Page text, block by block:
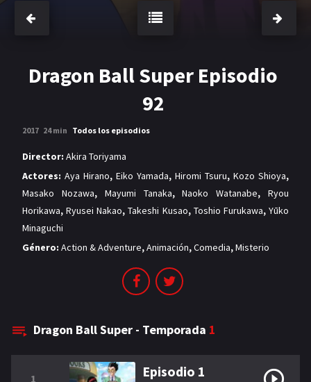
PELÍCULAS
MANGAS
Dragon Ball Super Episodio
92
2017 24 min Todos los episodios
Director: Akira Toriyama
Actores: Aya Hirano, Eiko Yamada, Hiromi Tsuru, Kozo Shioya,
Masako Nozawa, Mayumi Tanaka,Naoko Watanabe,Ryou
Horikawa,Ryusei Nakao,Takeshi Kusao, Toshio Furukawa,Yūko
Minaguchi
Género: Action & Adventure,Animación,Comedia,Misterio
Dragon Ball Super - Temporada 1
1 Episodio 1